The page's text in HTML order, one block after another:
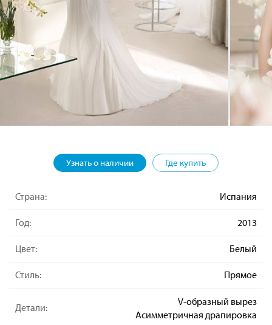
Узнать о наличии Где купить
Страна: Испания
Год: 2013
Цвет: Белый
Стиль: Прямое
Детали:
V-образный вырез
Асимметричная драпировка